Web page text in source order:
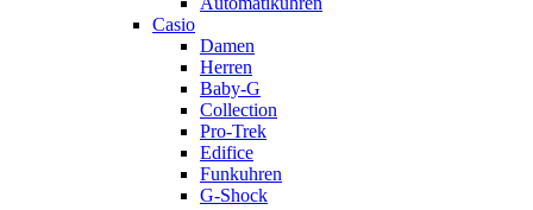
Casio
Damen
Herren
Baby-G
Collection
Pro-Trek
Edifice
Funkuhren
G-Shock